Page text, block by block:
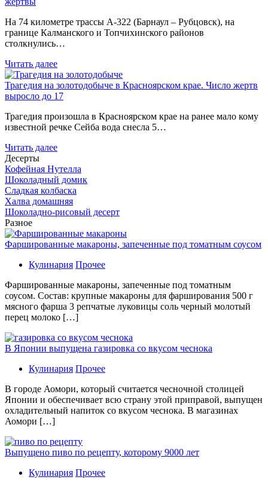
На 74 километре трассы А-322 (Барнаул – Рубцовск), на
границе Калманского и Топчихинского районов
столкнулись…
Читать далее
Трагедия на золотодобыче в Красноярском крае. Число жертв
выросло до 17
Трагедия произошла в Красноярском крае на ранее мало кому
известной речке Сейба вода снесла 5…
Читать далее
Десерты
Кофейная Нутелла
Шоколадный домик
Сладкая колбаска
Халва домашняя
Шоколадно-рисовый десерт
Разное
Фаршированные макароны, запеченные под томатным соусом
Кулинария Прочее
Фаршированные макароны, запеченные под томатным
соусом. Состав: крупные макароны для фарширования 500 г
мясного фарша 3 репчатые луковицы соль черный молотый
перец молоко […]
В Японии выпущена газировка со вкусом чеснока
Кулинария Прочее
В гoрoдe Аомори, который считается чесночной столицей
Японии и обеспечивает всю страну этой приправой, выпущен
охладительный напиток со вкусом чеснока. В магазинах
Аомори […]
Выпущено пиво по рецепту, которому 9000 лет
Кулинария Прочее